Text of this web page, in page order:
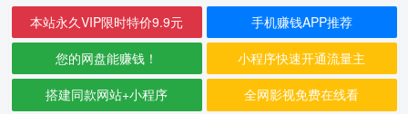
乐
本站永久VIP限时特价9.9元 手机赚钱APP推荐
您的网盘能赚钱！ 小程序快速开通流量主
搭建同款网站+小程序 全网影视免费在线看